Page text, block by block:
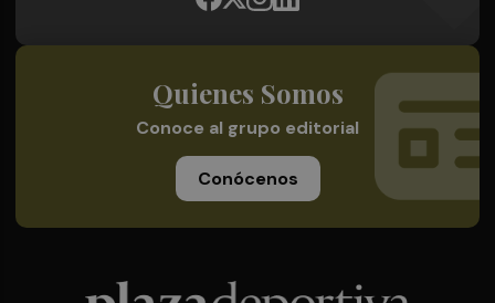
Quienes Somos
Conoce al grupo editorial
Conócenos